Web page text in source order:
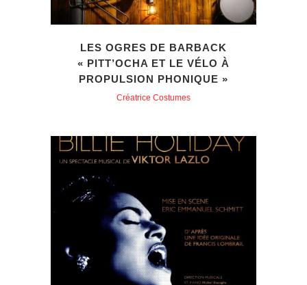
LES OGRES DE BARBACK
« PITT’OCHA ET LE VÉLO À
PROPULSION PHONIQUE »
Créatrice Costumes